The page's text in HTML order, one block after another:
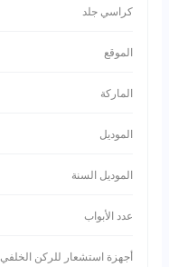
كراسي جلد
الموقع
الماركة
الموديل
الموديل السنة
عدد الأبواب
أجهزة استشعار للركن الخلفي